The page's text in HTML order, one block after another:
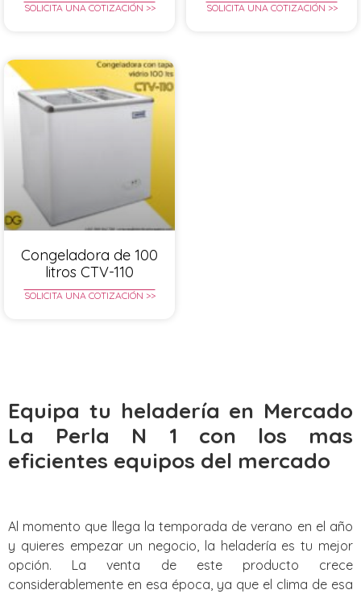
SOLICITA UNA COTIZACIÓN >> SOLICITA UNA COTIZACIÓN >>
Congeladora de 100
litros CTV-110
SOLICITA UNA COTIZACIÓN >>
Equipa tu heladería en Mercado
La Perla N 1 con los mas
eficientes equipos del mercado
Al momento que llega la temporada de verano en el año
y quieres empezar un negocio, la heladería es tu mejor
opción. La venta de este producto crece
considerablemente en esa época, ya que el clima de esa